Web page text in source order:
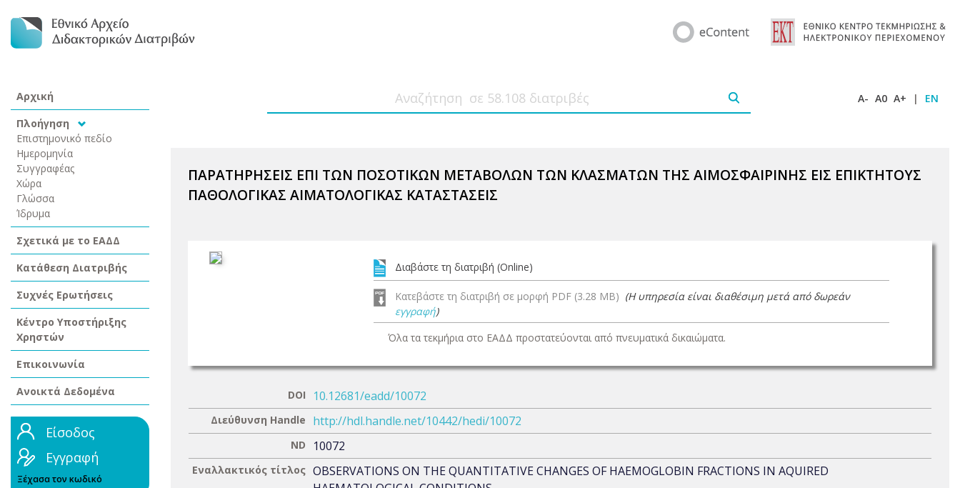
Αρχική
Πλοήγηση
Επιστημονικό πεδίο
Ημερομηνία
Συγγραφέας
Χώρα
Γλώσσα
Ίδρυμα
Σχετικά με το ΕΑΔΔ
Κατάθεση Διατριβής
Συχνές Ερωτήσεις
Κέντρο Υποστήριξης
Χρηστών
Επικοινωνία
Ανοικτά Δεδομένα
Είσοδος
Εγγραφή
Ξέχασα τον κωδικό
A- A0 A+ | EN
ΠΑΡΑΤΗΡΗΣΕΙΣ ΕΠΙ ΤΩΝ ΠΟΣΟΤΙΚΩΝ ΜΕΤΑΒΟΛΩΝ ΤΩΝ ΚΛΑΣΜΑΤΩΝ ΤΗΣ ΑΙΜΟΣΦΑΙΡΙΝΗΣ ΕΙΣ ΕΠΙΚΤΗΤΟΥΣ
ΠΑΘΟΛΟΓΙΚΑΣ ΑΙΜΑΤΟΛΟΓΙΚΑΣ ΚΑΤΑΣΤΑΣΕΙΣ
Διαβάστε τη διατριβή (Online)
Κατεβάστε τη διατριβή σε μορφή PDF (3.28 MB) (Η υπηρεσία είναι διαθέσιμη μετά από δωρεάν
εγγραφή)
Όλα τα τεκμήρια στο ΕΑΔΔ προστατεύονται από πνευματικά δικαιώματα.
DOI 10.12681/eadd/10072
Διεύθυνση Handle http://hdl.handle.net/10442/hedi/10072
ND 10072
Εναλλακτικός τίτλος OBSERVATIONS ON THE QUANTITATIVE CHANGES OF HAEMOGLOBIN FRACTIONS IN AQUIRED